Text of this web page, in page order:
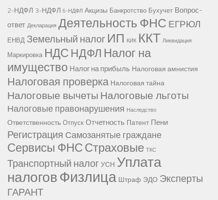
2-НДФЛ 3-НДФЛ 6-НДФЛ Акцизы Банкротство Бухучет Вопрос-
ответ Декларация Деятельность ФНС ЕГРЮЛ
ЕНВД Земельный налог ИП КИК ККТ Ликвидация
Маркировка НДС НДФЛ Налог на
имущество Налог на прибыль Налоговая амнистия
Налоговая проверка Налоговая тайна
Налоговые вычетыНалоговые льготы
Налоговые правонарушения Наследство
Ответственность Отпуск Отчетность Патент Пени
Регистрация Самозанятые граждане
Сервисы ФНССтраховые ТКС
Транспортный налогУСН Уплата
налоговФизлица Штраф ЭДО Эксперты
ГАРАНТ